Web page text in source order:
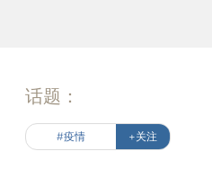
话题：
#疫情 +关注